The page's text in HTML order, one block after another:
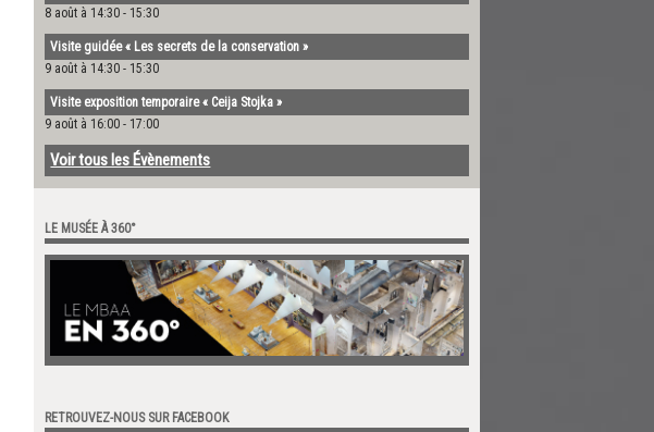
8 août à 14:30 - 15:30
Visite guidée « Les secrets de la conservation »
9 août à 14:30 - 15:30
Visite exposition temporaire « Ceija Stojka »
9 août à 16:00 - 17:00
Voir tous les Évènements
LE MUSÉE À 360°
RETROUVEZ-NOUS SUR FACEBOOK